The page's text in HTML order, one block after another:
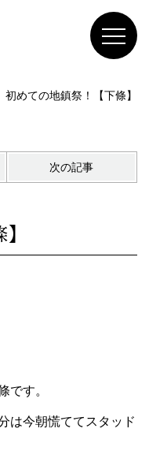
初めての地鎮祭！【下條】
次の記事
です。
は今朝慌ててスタッド